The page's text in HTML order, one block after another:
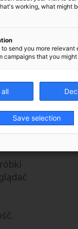
working, what might
send you more relevant
campaigns that you
Save selection